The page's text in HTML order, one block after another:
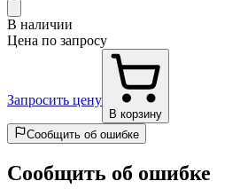
В наличии
Цена по запросу
Запросить цену
В корзину
Сообщить об ошибке
Сообщить об ошибке